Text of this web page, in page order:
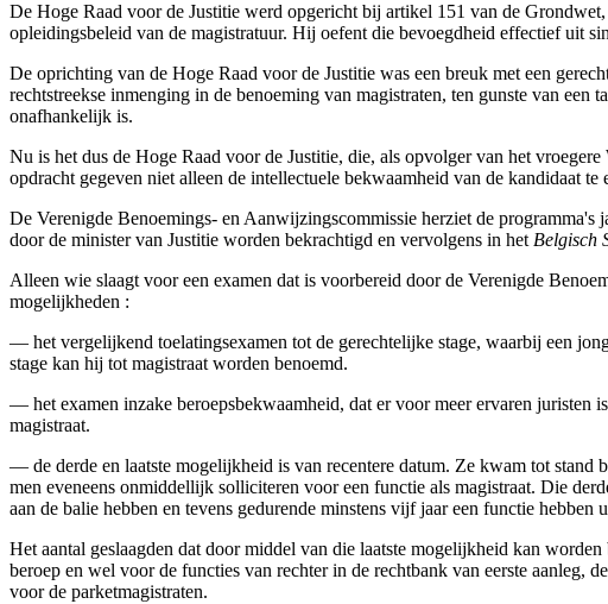
De Hoge Raad voor de Justitie werd opgericht bij artikel 151 van de
opleidingsbeleid van de magistratuur. Hij oefent die bevoegdheid effectief uit
De oprichting van de Hoge Raad voor de Justitie was een breuk met een
rechtstreekse inmenging in de benoeming van magistraten, ten gunste van
onafhankelijk is.
Nu is het dus de Hoge Raad voor de Justitie, die, als opvolger van het
opdracht gegeven niet alleen de intellectuele bekwaamheid van de kandidaat
De Verenigde Benoemings- en Aanwijzingscommissie herziet de
door de minister van Justitie worden bekrachtigd en vervolgens in het Belgisch
Alleen wie slaagt voor een examen dat is voorbereid door de Verenigde
mogelijkheden :
— het vergelijkend toelatingsexamen tot de gerechtelijke stage, waarbij een
stage kan hij tot magistraat worden benoemd.
— het examen inzake beroepsbekwaamheid, dat er voor meer ervaren
magistraat.
— de derde en laatste mogelijkheid is van recentere datum. Ze kwam tot
men eveneens onmiddellijk solliciteren voor een functie als magistraat. Die
aan de balie hebben en tevens gedurende minstens vijf jaar een functie hebben
Het aantal geslaagden dat door middel van die laatste mogelijkheid kan
beroep en wel voor de functies van rechter in de rechtbank van eerste
voor de parketmagistraten.